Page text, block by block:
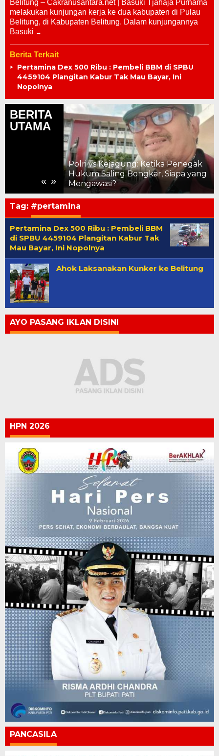
Belitung – Cakranusantara.net | Basuki Tjahaja Purnama
melakukan kunjungan kerja ke dua kabupaten di Pulau
Belitung, di Kabupaten Belitung. Dalam kunjungannya
Basuki
Berita Terkait
Pertamina Dex 500 Ribu : Pembeli BBM di SPBU
4459104 Plangitan Kabur Tak Mau Bayar, Ini
Nopolnya
BERITA
UTAMA
« »
Pekan Kreasi Pati Buka Peluang
UMKM Naik Kelas, Jejaring Usaha
Diperluas
Tag: #pertamina
Pertamina Dex 500 Ribu : Pembeli BBM
di SPBU 4459104 Plangitan Kabur Tak
Mau Bayar, Ini Nopolnya
Ahok Laksanakan Kunker ke Belitung
AYO PASANG IKLAN DISINI
HPN 2026
PANCASILA